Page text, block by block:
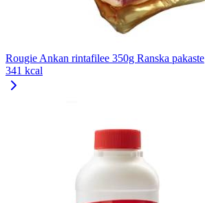
Rougie Ankan rintafilee 350g Ranska pakaste
341 kcal